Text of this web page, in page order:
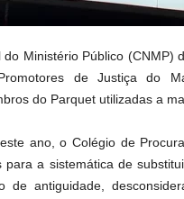
Ministério Público (CNMP)
de Justiça do
do Parquet utilizadas a
ano, o Colégio de
para a sistemática de
de antiguidade,